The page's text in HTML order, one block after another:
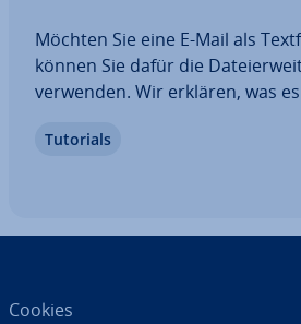
Möchten Sie eine E-Mail als
können Sie dafür die
verwenden. Wir erklären, was
wozu es verwendet wird.
Tutorials
Cookies